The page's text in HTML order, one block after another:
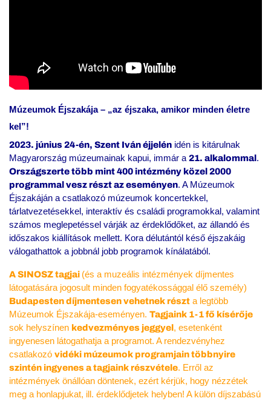
Múzeumok Éjszakája – „az éjszaka, amikor minden életre
kel”!
2023. június 24-én, Szent Iván éjjelén idén is kitárulnak
Magyarország múzeumainak kapui, immár a 21. alkalommal.
Országszerte több mint 400 intézmény közel 2000
programmal vesz részt az eseményen. A Múzeumok
Éjszakáján a csatlakozó múzeumok koncertekkel,
tárlatvezetésekkel, interaktív és családi programokkal, valamint
számos meglepetéssel várják az érdeklődőket, az állandó és
időszakos kiállítások mellett. Kora délutántól késő éjszakáig
válogathattok a jobbnál jobb programok kínálatából.
A SINOSZ tagjai (és a muzeális intézmények díjmentes
látogatására jogosult minden fogyatékossággal élő személy)
Budapesten díjmentesen vehetnek részt a legtöbb
Múzeumok Éjszakája-eseményen. Tagjaink 1-1 fő kísérője
sok helyszínen kedvezményes jeggyel, esetenként
ingyenesen látogathatja a programot. A rendezvényhez
csatlakozó vidéki múzeumok programjain többnyire
szintén ingyenes a tagjaink részvétele. Erről az
intézmények önállóan döntenek, ezért kérjük, hogy nézzétek
meg a honlapjukat, ill. érdeklődjetek helyben! A külön díjszabású